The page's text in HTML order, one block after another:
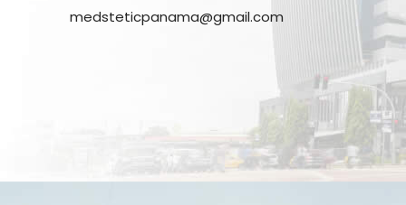
medsteticpanama@gmail.com